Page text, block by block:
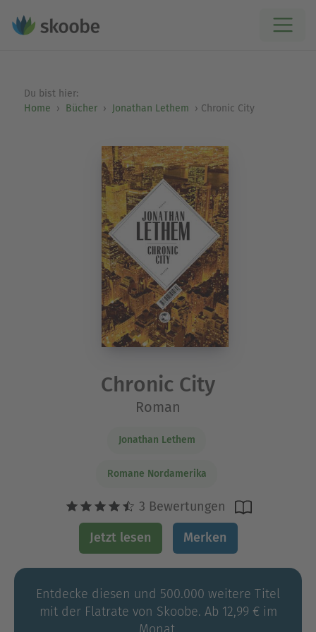
Du bist hier:
Home
Bücher Jonathan Lethem Chronic City
Chronic City
Roman
Jonathan Lethem
Romane Nordamerika
3 Bewertungen
Jetzt lesen Merken
Entdecke diesen und 500.000 weitere Titel
mit der Flatrate von Skoobe. Ab 12,99 € im